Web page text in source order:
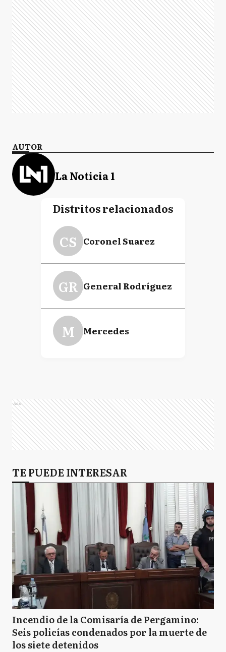
AUTOR
La Noticia 1
Distritos relacionados
CS Coronel Suarez
GR General Rodríguez
M Mercedes
Ads
TE PUEDE INTERESAR
Incendio de la Comisaría de Pergamino:
Seis policías condenados por la muerte de
los siete detenidos